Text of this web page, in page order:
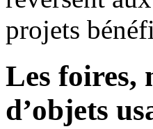
projets
Les foires,
d’objets